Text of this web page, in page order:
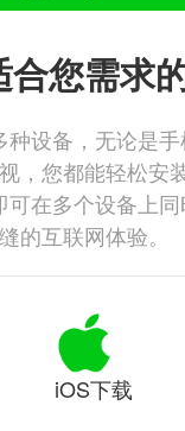
合您需求
种设备，无论是
，您都能轻松安
可在多个设备上
缝的互联网体验。
iOS下载